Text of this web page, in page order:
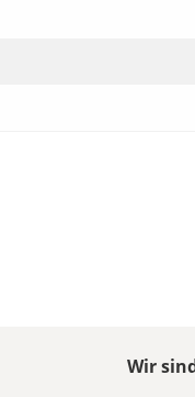
Wir